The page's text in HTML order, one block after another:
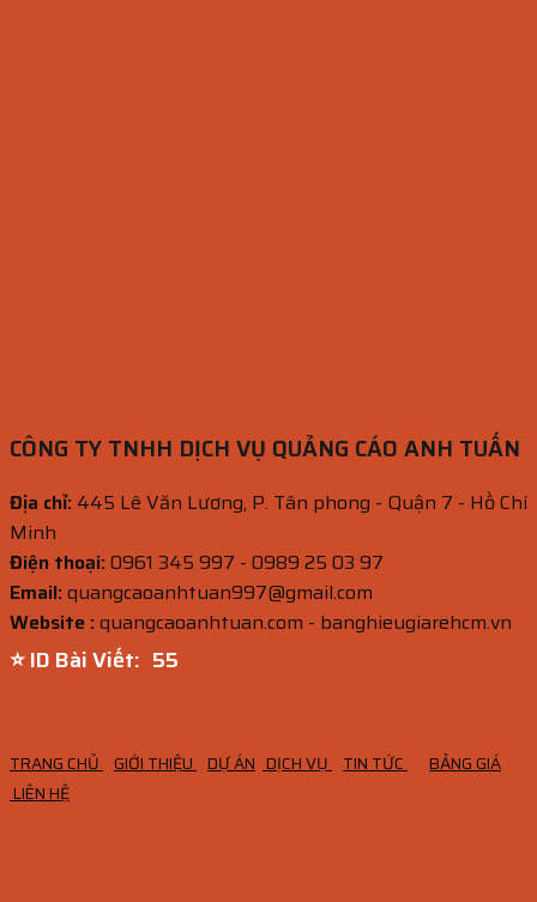
CÔNG TY TNHH DỊCH VỤ QUẢNG CÁO ANH TUẤN
Địa chỉ: 445 Lê Văn Lương, P. Tân phong - Quận 7 - Hồ Chí
Minh
Điện thoại:0961 345 997 - 0989 25 03 97
Email:quangcaoanhtuan997@gmail.com
Website :quangcaoanhtuan.com - banghieugiarehcm.vn
⭐ ID Bài Viết: 54
TRANG CHỦ GIỚI THIỆU DỰ ÁN DỊCH VỤ TIN TỨC
BẢNG GIÁ
LIÊN HỆ